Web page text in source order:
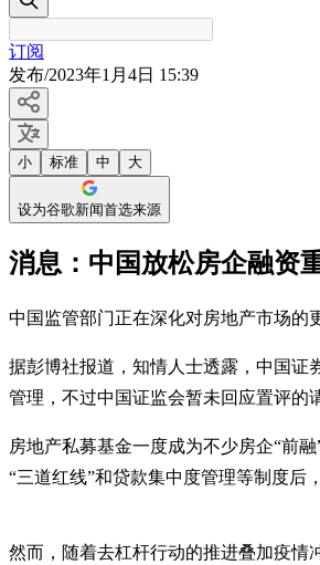
订阅
发布/2023年1月4日 15:39
小 标准 中 大
设为谷歌新闻首选来源
消息：中国放松房企融资
中国监管部门正在深化对房地产市场的
据彭博社报道，知情人士透露，中国证
管理，不过中国证监会暂未回应置评的
房地产私募基金一度成为不少房企“前
“三道红线”和贷款集中度管理等制度后
然而，随着去杠杆行动的推进叠加疫情